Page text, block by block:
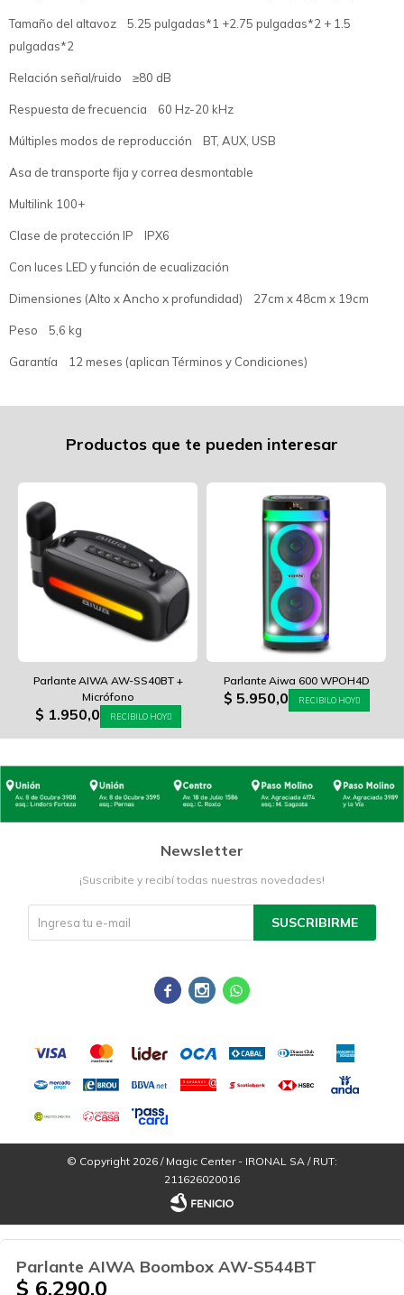
Parlante AIWA Boombox AW-S544BT
$ 6.290,0
Tamaño del altavoz 5.25 pulgadas*1 +2.75 pulgadas*2 + 1.5
pulgadas*2
Relación señal/ruido ≥80 dB
Respuesta de frecuencia 60 Hz-20 kHz
Múltiples modos de reproducción BT, AUX, USB
Asa de transporte fija y correa desmontable
Multilink 100+
Clase de protección IP IPX6
Con luces LED y función de ecualización
Dimensiones (Alto x Ancho x profundidad) 27cm x 48cm x 19cm
Peso 5,6 kg
Garantía 12 meses (aplican Términos y Condiciones)
Productos que te pueden interesar
Parlante AIWA AW-SS40BT +
Micrófono
$ 1.950,0 RECIBILO HOY
Parlante Aiwa 600 WPOH4D
$ 5.950,0 RECIBILO HOY
Newsletter
¡Suscribite y recibí todas nuestras novedades!
SUSCRIBIRME
  
© Copyright 2026 / Magic Center - IRONAL SA / RUT:
211626020016